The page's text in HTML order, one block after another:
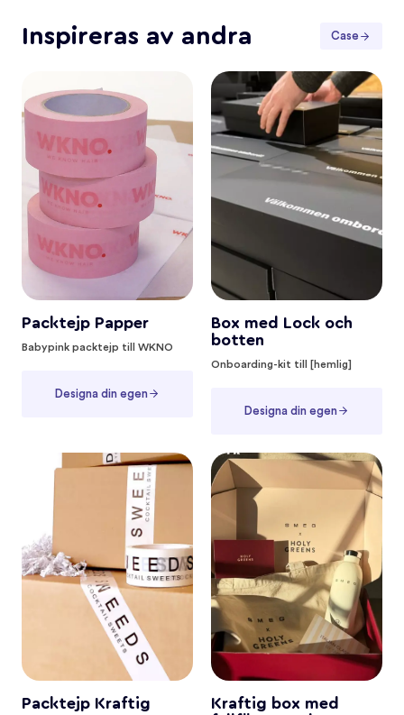
Inspireras av andra Case
Packtejp Papper
Babypink packtejp till WKNO
Designa din egen
Box med Lock och
botten
Onboarding-kit till [hemlig]
Designa din egen
Packtejp Kraftig
Kraftig box med